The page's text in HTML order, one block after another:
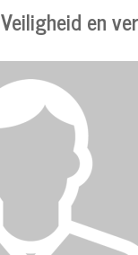
Veiligheid en